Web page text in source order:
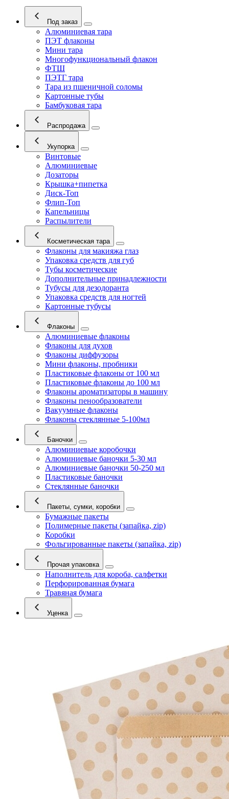
Под заказ
Алюминиевая тара
ПЭТ флаконы
Мини тара
Многофункциональный флакон
ФТШ
ПЭТГ тара
Тара из пшеничной соломы
Картонные тубы
Бамбуковая тара
Распродажа
Укупорка
Винтовые
Алюминиевые
Дозаторы
Крышка+пипетка
Диск-Топ
Флип-Топ
Капельницы
Распылители
Косметическая тара
Флаконы для макияжа глаз
Упаковка средств для губ
Тубы косметические
Дополнительные принадлежности
Тубусы для дезодоранта
Упаковка средств для ногтей
Картонные тубусы
Флаконы
Алюминиевые флаконы
Флаконы для духов
Флаконы диффузоры
Мини флаконы, пробники
Пластиковые флаконы от 100 мл
Пластиковые флаконы до 100 мл
Флаконы ароматизаторы в машину
Флаконы пенообразователи
Вакуумные флаконы
Флаконы стеклянные 5-100мл
Баночки
Алюминиевые коробочки
Алюминиевые баночки 5-30 мл
Алюминиевые баночки 50-250 мл
Пластиковые баночки
Стеклянные баночки
Пакеты, сумки, коробки
Бумажные пакеты
Полимерные пакеты (запайка, zip)
Коробки
Фольгированные пакеты (запайка, zip)
Прочая упаковка
Наполнитель для короба, салфетки
Перфорированная бумага
Травяная бумага
Уценка